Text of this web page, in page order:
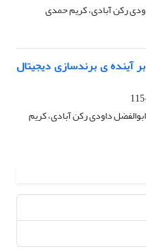
رکن آبادی، کریم حمدی
آینده ی برندسازی دیجیتال
داودی رکن آبادی، کریم